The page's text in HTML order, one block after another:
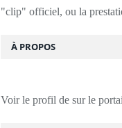
"clip" officiel, ou la
À PROPOS
Voir le profil de sur le